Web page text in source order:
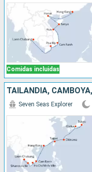
Comidas incluidas
Seven Seas Explorer